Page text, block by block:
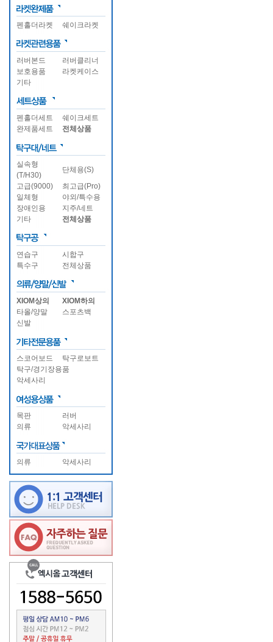
펜홀더라켓 쉐이크라켓
러버본드
러버클리너
보호용품
라켓케이스
기타
펜홀더세트
쉐이크세트
완제품세트
전체상품
실속형
(T/H30)
단체용(S)
고급(9000)
최고급(Pro)
일체형
야외/특수용
장애인용
지주/네트
기타
전체상품
연습구
시합구
특수구
전체상품
XIOM상의
XIOM하의
타올/양말
스포츠백
신발
스코어보드
탁구로보트
탁구/경기장용품
악세사리
목판
러버
의류
악세사리
의류 악세사리